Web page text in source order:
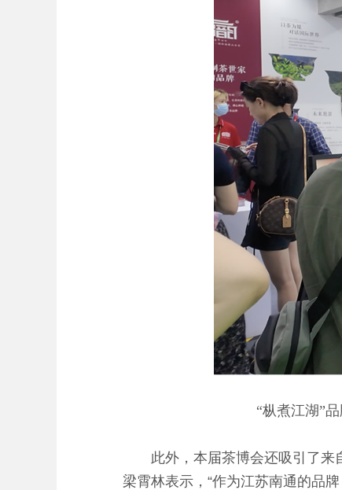
“枞煮江湖”
此外，本届茶博会还吸引了来自
梁霄林表示，“作为江苏南通的品